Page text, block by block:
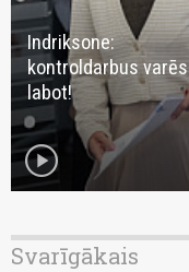
Indriksone:
kontroldarbus varēs
labot!
play_circle
Svarīgākais